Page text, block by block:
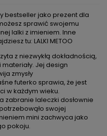
bestseller jako prezent dla
sprawić swojemu
lalki z imieniem. Inne
tu: LALKI METOO
z niezwykłą dokładnością,
Jej design
zmysły
futerko sprawia, że jest
w każdym wieku.
zabranie laleczki dosłownie
swojej
mini zachwyca jako
pokoju.